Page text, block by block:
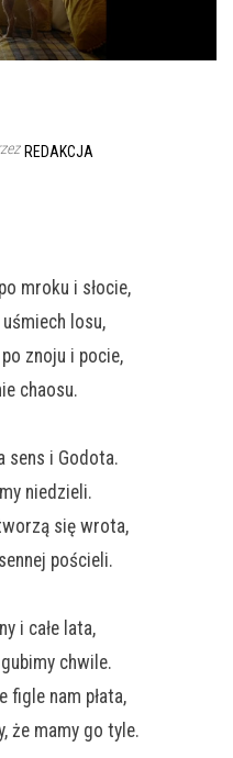
REDAKCJA
mroku i słocie,
uśmiech losu,
znoju i pocie,
chaosu.
sens i Godota.
niedzieli.
się wrota,
pościeli.
i całe lata,
chwile.
figle nam płata,
że mamy go tyle.